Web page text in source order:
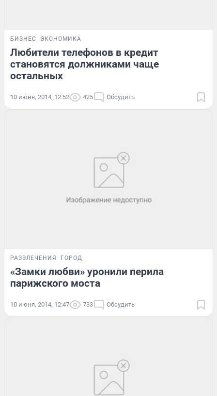
БИЗНЕС ЭКОНОМИКА
Любители телефонов в кредит
становятся должниками чаще
остальных
10 июня, 2014, 12:52 425 Обсудить
РАЗВЛЕЧЕНИЯ ГОРОД
«Замки любви» уронили перила
парижского моста
10 июня, 2014, 12:47 733 Обсудить